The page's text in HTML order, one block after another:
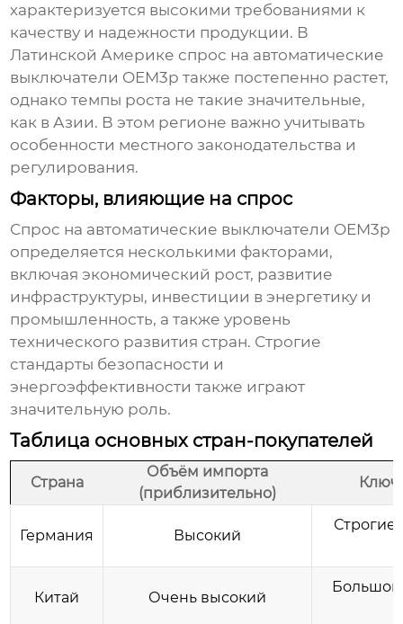
характеризуется высокими требованиями к
качеству и надежности продукции. В
Латинской Америке спрос на автоматические
выключатели OEM3p также постепенно растет,
однако темпы роста не такие значительные,
как в Азии. В этом регионе важно учитывать
особенности местного законодательства и
регулирования.
Факторы, влияющие на спрос
Спрос на автоматические выключатели OEM3p
определяется несколькими факторами,
включая экономический рост, развитие
инфраструктуры, инвестиции в энергетику и
промышленность, а также уровень
технического развития стран. Строгие
стандарты безопасности и
энергоэффективности также играют
значительную роль.
Таблица основных стран-покупателей
Страна
Объём импорта
(приблизительно)
Германия Высокий
Строгие
Китай Очень высокий
Большой